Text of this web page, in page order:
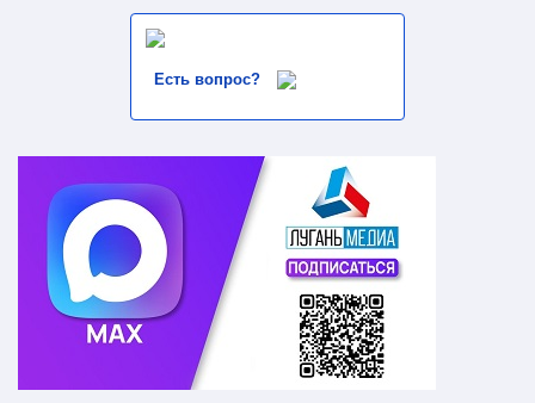
Есть вопрос?